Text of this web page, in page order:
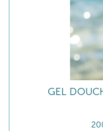
GEL